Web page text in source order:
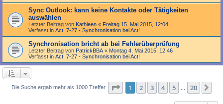
Sync Outlook: kann keine Kontakte oder Tätigkeiten
auswählen
Letzter Beitrag von Kathleen « Freitag 15. Mai 2015, 12:04
Verfasst in Act! 7-27 - Synchronisation bei Act!
Synchronisation bricht ab bei Fehlerüberprüfung
Letzter Beitrag von PatrickBBA « Montag 4. Mai 2015, 12:46
Verfasst in Act! 7-27 - Synchronisation bei Act!
Die Suche ergab mehr als 1000 Treffer Seite 1von 20
1 2 3 4 5 20